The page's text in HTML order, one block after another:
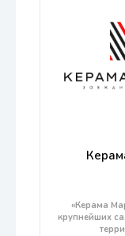
«Керама
крупнейших